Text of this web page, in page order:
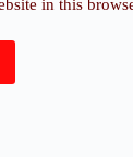
in this